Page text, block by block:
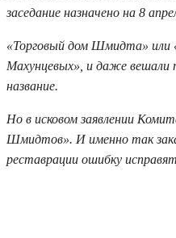
заседание назначено на 8
«Торговый дом Шмидта» или
Махунцевых», и даже вешали
название.
Но в исковом заявлении
Шмидтов». И именно так
реставрации ошибку